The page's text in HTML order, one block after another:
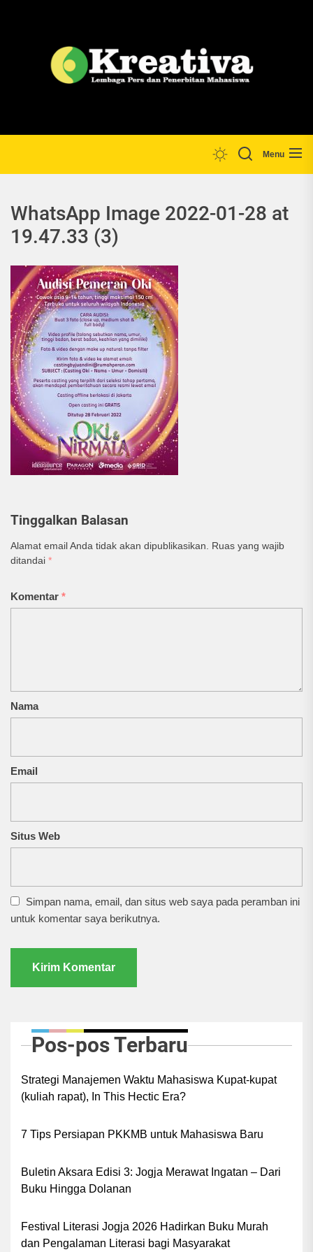
Menu
WhatsApp Image 2022-01-28 at
19.47.33 (3)
Tinggalkan Balasan
Alamat email Anda tidak akan dipublikasikan.
Ruas yang wajib
ditandai *
Komentar *
Nama
Email
Situs Web
Simpan nama, email, dan situs web saya pada peramban ini
untuk komentar saya berikutnya.
Pos-pos Terbaru
Strategi Manajemen Waktu Mahasiswa Kupat-kupat
(kuliah rapat), In This Hectic Era?
7 Tips Persiapan PKKMB untuk Mahasiswa Baru
Buletin Aksara Edisi 3: Jogja Merawat Ingatan – Dari
Buku Hingga Dolanan
Festival Literasi Jogja 2026 Hadirkan Buku Murah
dan Pengalaman Literasi bagi Masyarakat